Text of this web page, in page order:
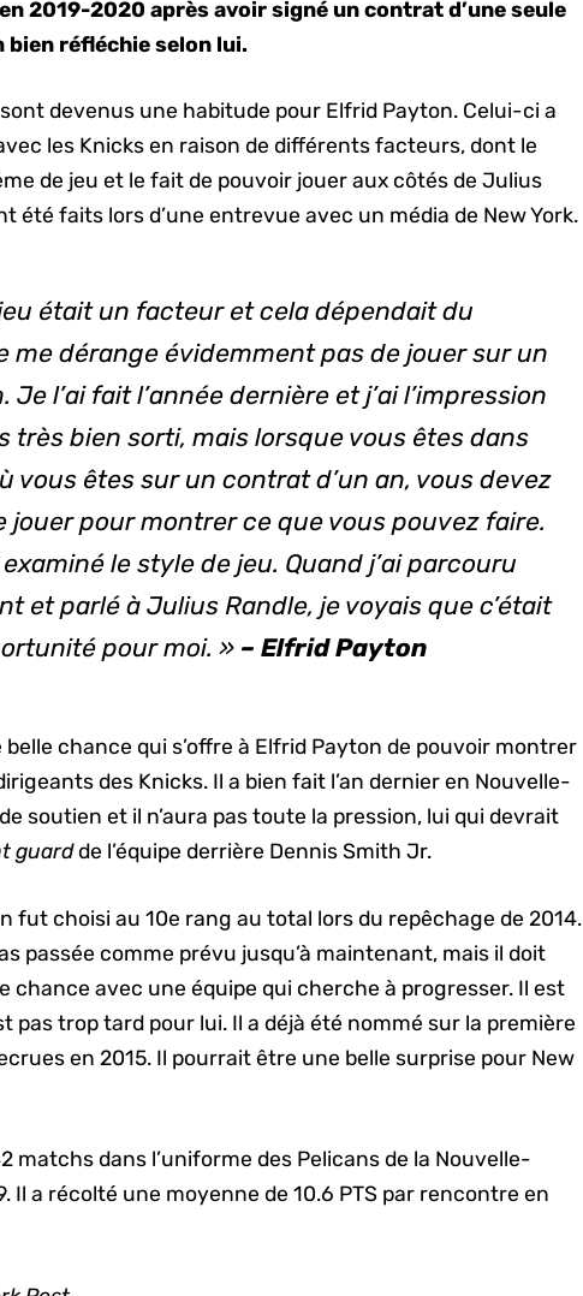
2019-2020 après avoir signé un contrat d’une seule
bien réfléchie selon lui.
devenus une habitude pour Elfrid Payton. Celui-ci a
les Knicks en raison de différents facteurs, dont le
de jeu et le fait de pouvoir jouer aux côtés de Julius
été faits lors d’une entrevue avec un média de New York.
était un facteur et cela dépendait du
me dérange évidemment pas de jouer sur un
Je l’ai fait l’année dernière et j’ai l’impression
très bien sorti, mais lorsque vous êtes dans
vous êtes sur un contrat d’un an, vous devez
jouer pour montrer ce que vous pouvez faire.
le style de jeu. Quand j’ai parcouru
et parlé à Julius Randle, je voyais que c’était
pour moi. » – Elfrid Payton
belle chance qui s’offre à Elfrid Payton de pouvoir montrer
des Knicks. Il a bien fait l’an dernier en Nouvelle-
soutien et il n’aura pas toute la pression, lui qui devrait
guardde l’équipe derrière Dennis Smith Jr.
fut choisi au 10e rang au total lors du repêchage de 2014.
passée comme prévu jusqu’à maintenant, mais il doit
chance avec une équipe qui cherche à progresser. Il est
pas trop tard pour lui. Il a déjà été nommé sur la première
en 2015. Il pourrait être une belle surprise pour New
matchs dans l’uniforme des Pelicans de la Nouvelle-
Il a récolté une moyenne de 10.6 PTS par rencontre en